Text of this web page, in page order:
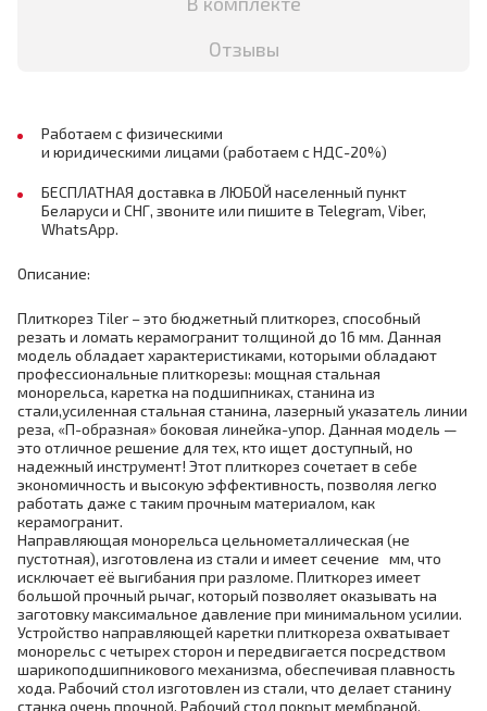
Отзывы
Работаем с физическими
и юридическими лицами (работаем с НДС-20%)
БЕСПЛАТНАЯ доставка в ЛЮБОЙ населенный пункт
Беларуси и СНГ, звоните или пишите в Telegram, Viber,
WhatsApp.
Описание:
Плиткорез Tiler – это бюджетный плиткорез, способный
резать и ломать керамогранит толщиной до 16 мм. Данная
модель обладает характеристиками, которыми обладают
профессиональные плиткорезы: мощная стальная
монорельса, каретка на подшипниках, станина из
стали,усиленная стальная станина, лазерный указатель линии
реза, «П-образная» боковая линейка-упор. Данная модель —
это отличное решение для тех, кто ищет доступный, но
надежный инструмент! Этот плиткорез сочетает в себе
экономичность и высокую эффективность, позволяя легко
работать даже с таким прочным материалом, как
керамогранит.
Направляющая монорельса цельнометаллическая (не
пустотная), изготовлена из стали и имеет сечение мм, что
исключает её выгибания при разломе. Плиткорез имеет
большой прочный рычаг, который позволяет оказывать на
заготовку максимальное давление при минимальном усилии.
Устройство направляющей каретки плиткореза охватывает
монорельс с четырех сторон и передвигается посредством
шарикоподшипникового механизма, обеспечивая плавность
хода. Рабочий стол изготовлен из стали, что делает станину
станка очень прочной. Рабочий стол покрыт мембраной,